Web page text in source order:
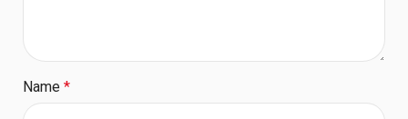
Name *